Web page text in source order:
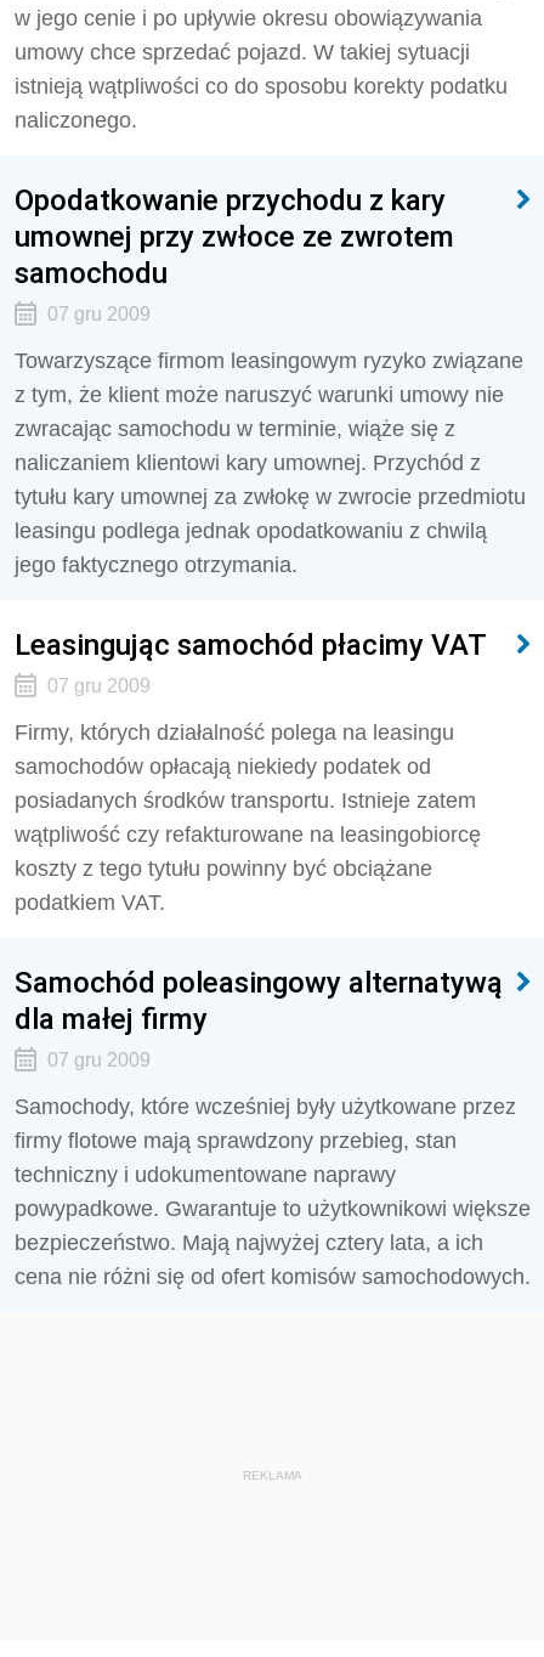
w jego cenie i po upływie okresu obowiązywania
umowy chce sprzedać pojazd. W takiej sytuacji
istnieją wątpliwości co do sposobu korekty podatku
naliczonego.
Opodatkowanie przychodu z kary
umownej przy zwłoce ze zwrotem
samochodu
07 gru 2009
Towarzyszące firmom leasingowym ryzyko związane
z tym, że klient może naruszyć warunki umowy nie
zwracając samochodu w terminie, wiąże się z
naliczaniem klientowi kary umownej. Przychód z
tytułu kary umownej za zwłokę w zwrocie przedmiotu
leasingu podlega jednak opodatkowaniu z chwilą
jego faktycznego otrzymania.
Leasingując samochód płacimy VAT
07 gru 2009
Firmy, których działalność polega na leasingu
samochodów opłacają niekiedy podatek od
posiadanych środków transportu. Istnieje zatem
wątpliwość czy refakturowane na leasingobiorcę
koszty z tego tytułu powinny być obciążane
podatkiem VAT.
Samochód poleasingowy alternatywą
dla małej firmy
07 gru 2009
Samochody, które wcześniej były użytkowane przez
firmy flotowe mają sprawdzony przebieg, stan
techniczny i udokumentowane naprawy
powypadkowe. Gwarantuje to użytkownikowi większe
bezpieczeństwo. Mają najwyżej cztery lata, a ich
cena nie różni się od ofert komisów samochodowych.
REKLAMA